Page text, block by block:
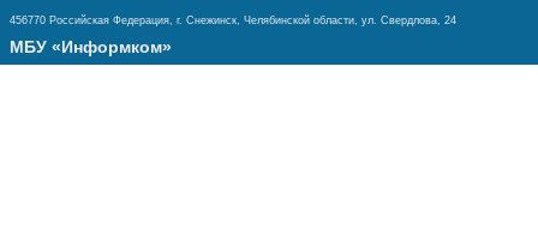
456770 Российская Федерация, г. Снежинск, Челябинской области, ул. Свердлова, 24
МБУ «Информком»